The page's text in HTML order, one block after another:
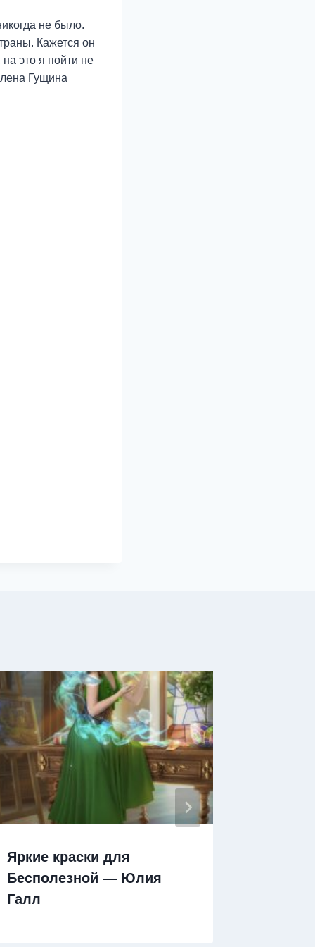
не было.
Кажется он
это я пойти не
Гущина
Яркие краски для
Бесполезной — Юлия
Галл